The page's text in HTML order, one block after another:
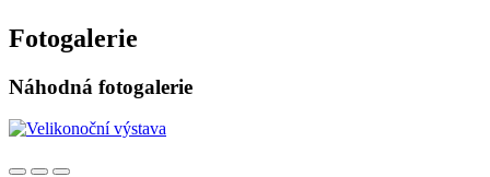
Fotogalerie
Náhodná fotogalerie